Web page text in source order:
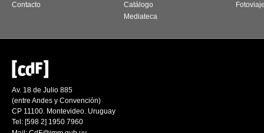
Contacto
Catálogo
Mediateca
Av. 18 de Julio 885
(entre Andes y Convención)
CP 11100. Montevideo. Uruguay
Tel: [598 2] 1950 7960